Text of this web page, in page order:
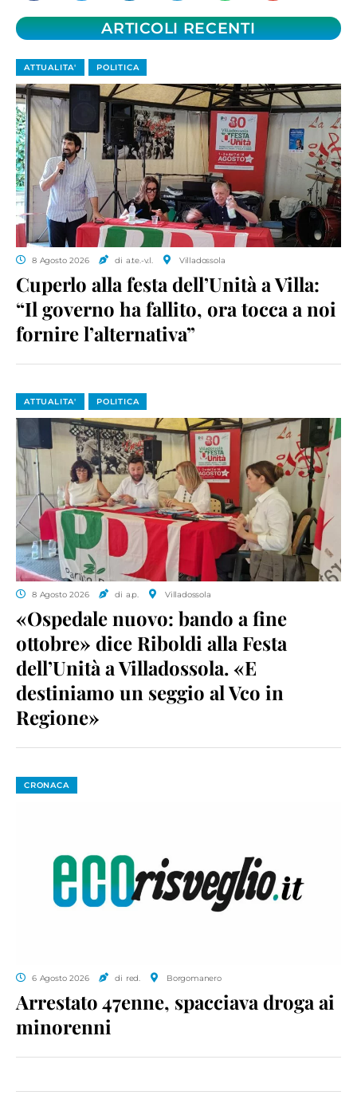
ARTICOLI RECENTI
ATTUALITA' POLITICA
8 Agosto 2026 di a.te.-v.l. Villadossola
Cuperlo alla festa dell’Unità a Villa:
“Il governo ha fallito, ora tocca a noi
fornire l’alternativa”
ATTUALITA' POLITICA
8 Agosto 2026 di a.p. Villadossola
«Ospedale nuovo: bando a fine
ottobre» dice Riboldi alla Festa
dell’Unità a Villadossola. «E
destiniamo un seggio al Vco in
Regione»
CRONACA
6 Agosto 2026 di red. Borgomanero
Arrestato 47enne, spacciava droga ai
minorenni